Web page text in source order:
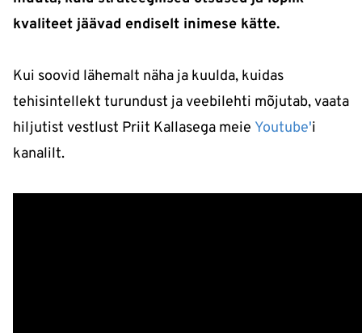
kvaliteet jäävad endiselt inimese kätte.
Kui soovid lähemalt näha ja kuulda, kuidas
tehisintellekt turundust ja veebilehti mõjutab, vaata
hiljutist vestlust Priit Kallasega meie Youtube'i
kanalilt.